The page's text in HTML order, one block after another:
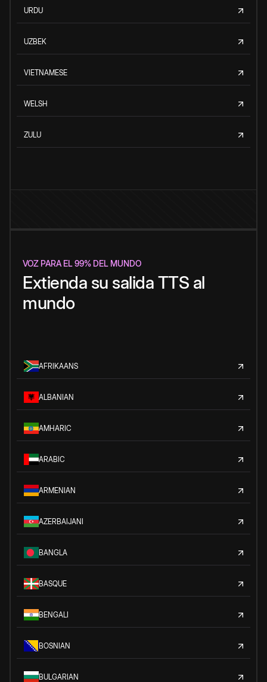
URDU
UZBEK
VIETNAMESE
WELSH
ZULU
VOZ PARA EL 99% DEL MUNDO
Extienda su salida TTS al
mundo
AFRIKAANS
ALBANIAN
AMHARIC
ARABIC
ARMENIAN
AZERBAIJANI
BANGLA
BASQUE
BENGALI
BOSNIAN
BULGARIAN